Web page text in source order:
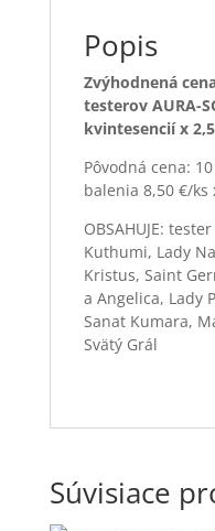
Popis
Zvýhodnená
testerov AURA-
kvintesencií x
Pôvodná cena:
balenia 8,50 €/ks
OBSAHUJE:
Kuthumi, Lady
Kristus, Saint
a Angelica, Lady
Sanat Kumara,
Svätý Grál
Súvisiace